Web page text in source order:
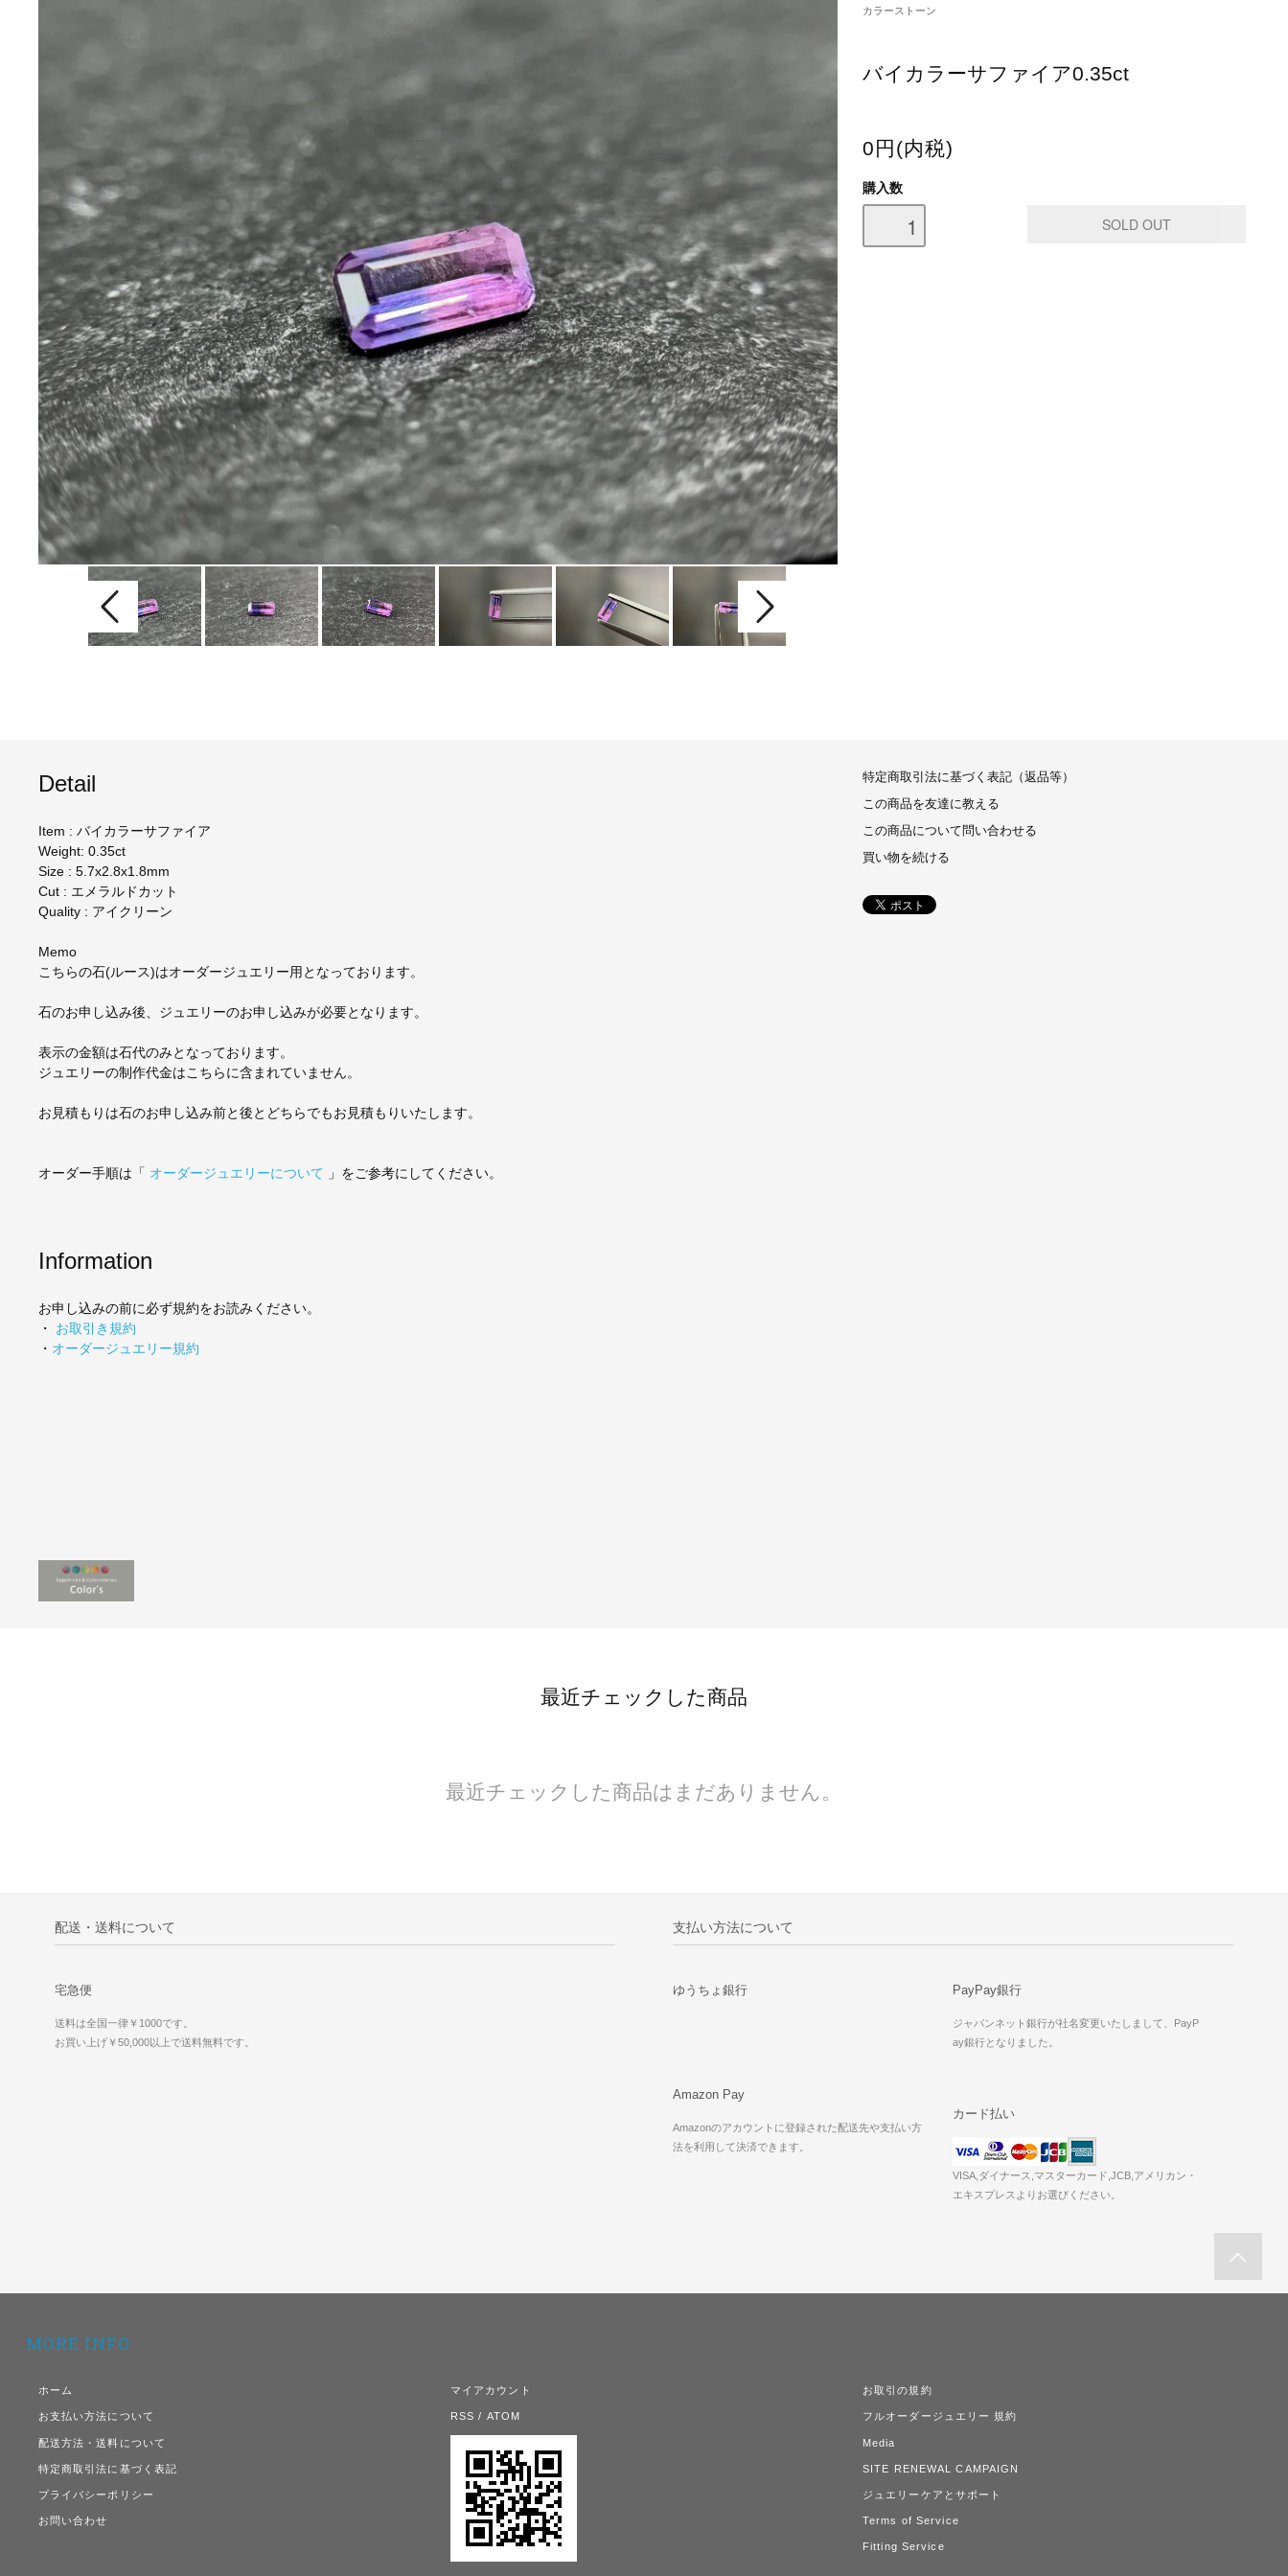
カラーストーン
バイカラーサファイア0.35ct
0円(内税)
購入数
Detail
Item : バイカラーサファイア
Weight: 0.35ct
Size : 5.7x2.8x1.8mm
Cut : エメラルドカット
Quality : アイクリーン
Memo
こちらの石(ルース)はオーダージュエリー用となっております。
石のお申し込み後、ジュエリーのお申し込みが必要となります。
表示の金額は石代のみとなっております。
ジュエリーの制作代金はこちらに含まれていません。
お見積もりは石のお申し込み前と後とどちらでもお見積もりいたします。
オーダー手順は「 オーダージュエリーについて 」をご参考にしてください。
Information
お申し込みの前に必ず規約をお読みください。
・
お取引き規約
・ オーダージュエリー規約
特定商取引法に基づく表記（返品等）
この商品を友達に教える
この商品について問い合わせる
買い物を続ける
最近チェックした商品
最近チェックした商品はまだありません。
配送・送料について
宅急便
送料は全国一律￥1000です。
お買い上げ￥50,000以上で送料無料です。
支払い方法について
ゆうちょ銀行 PayPay銀行
ジャパンネット銀行が社名変更いたしまして、PayP
ay銀行となりました。
Amazon Pay
Amazonのアカウントに登録された配送先や支払い方
法を利用して決済できます。
カード払い
VISA,ダイナース,マスターカード,JCB,アメリカン・
エキスプレスよりお選びください。
MORE INFO
ホーム
お支払い方法について
配送方法・送料について
特定商取引法に基づく表記
プライバシーポリシー
お問い合わせ
マイアカウント
RSS / ATOM
お取引の規約
フルオーダージュエリー 規約
Media
SITE RENEWAL CAMPAIGN
ジュエリーケアとサポート
Terms of Service
Fitting Service